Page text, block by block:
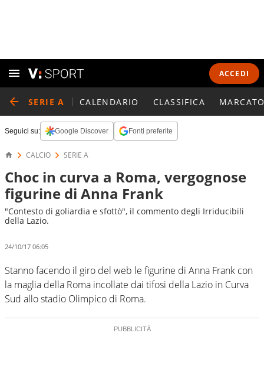
ACCEDI
SERIE A CALENDARIO CLASSIFICA
Seguici su: Google Discover Fonti preferite
CALCIO SERIE A
Choc in curva a Roma, vergognose
figurine di Anna Frank
"Contesto di goliardia e sfottò", il commento degli Irriducibili
della Lazio.
24/10/17 06:05
Stanno facendo il giro del web le figurine di Anna Frank con
la maglia della Roma incollate dai tifosi della Lazio in Curva
Sud allo stadio Olimpico di Roma.